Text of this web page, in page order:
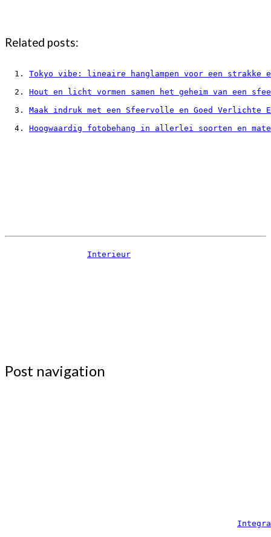
Related posts:
Tokyo vibe: lineaire hanglampen voor een strakke
Hout en licht vormen samen het geheim van een
Maak indruk met een Sfeervolle en Goed Verlichte
Hoogwaardig fotobehang in allerlei soorten en
Interieur
Post navigation